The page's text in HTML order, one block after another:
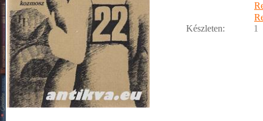
Készleten:
1